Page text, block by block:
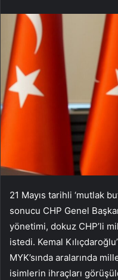
21 Mayıs tarihli ‘mutlak
sonucu CHP Genel
yönetimi, dokuz CHP’li
istedi. Kemal
MYK’sında aralarında
isimlerin ihraçları